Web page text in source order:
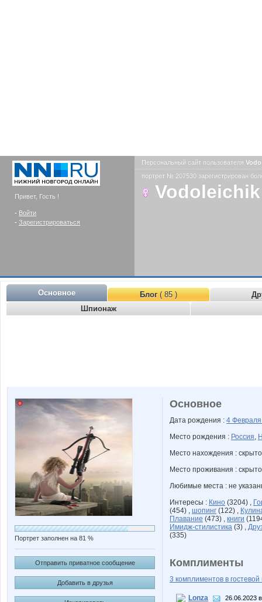
Привет, Гость !
- Войти
- Зарегистрироваться
Персональный сайт пользователя
портрет № 207530 зарегистрирован
Vodoleichik
Основное Блог( 85 )
Шпионаж
Портрет заполнен на 81 %
Отправить приватное сообщение
Добавить в друзья
Основное
Дата рождения : 4
Место рождения : Россия,
Место нахождения : скрыто
Место проживания : скрыто
Любимые места : не
Интересы : Кино (3204) ,
(454) , шопинг (122) ,
Плавание (473) , книги
Имидж-стилистика (3) ,
(335)
Комплименты
3 комплиментов в гостевой
Lonza 26.06.2023